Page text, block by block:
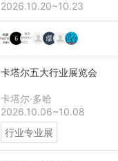
2026.10.20~10.23
卡塔尔五大行业展览会
卡塔尔·多哈
2026.10.06~10.08
行业专业展